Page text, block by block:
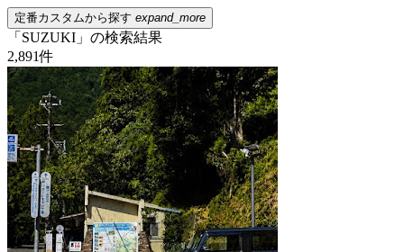
定番カスタムから探す expand_more
「SUZUKI」の検索結果
2,891件